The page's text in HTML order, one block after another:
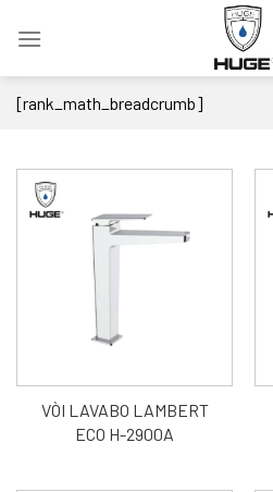
[rank_math_breadcrumb]
VÒI LAVABO LAMBERT
ECO H-2900A